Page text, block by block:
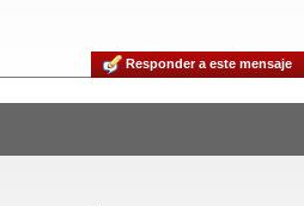
Responder a este mensaje